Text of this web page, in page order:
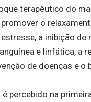
terapêutico do
o
a inibição de
e linfática, a
de doenças e o
percebido na